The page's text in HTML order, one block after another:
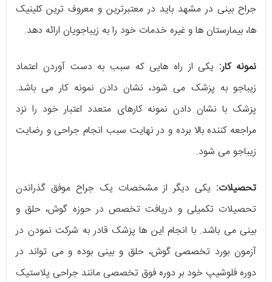
جراح بینی در مشهد باید در معتبرترین و معروف ترین کلینیک
ها، بیمارستان ها و غیره خدمات خود را به زیباجویان ارائه دهد.
نمونه کار: یکی از راه هایی که سبب به دست آوردن اعتماد
زیباجو به پزشک می شود، نشان دادن نمونه کار می باشد.
پزشک با نشان دادن نمونه کارهای متعدد اعتبار خود را نزد
مراجعه کننده بالا برده و در نهایت سبب انجام جراحی و رضایت
زیباجو می شود.
تحصیلات: یکی دیگر از مشخصات یک جراح موفق گذراندن
تحصیلات تکمیلی و دریافت تخصص در حوزه گوش، حلق و
بینی می باشد. با انجام این ها پزشک قادر به شرکت نمودن در
آزمون بورد تخصصی گوش، حلق و بینی بوده و می تواند در
دوره فلوشیپ خود بر دوره فوق تخصصی مانند جراحی پلاستیک